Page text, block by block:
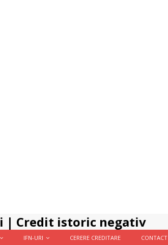
| Credit istoric negativ
IFN-URI CERERE CREDITARE CONTACT